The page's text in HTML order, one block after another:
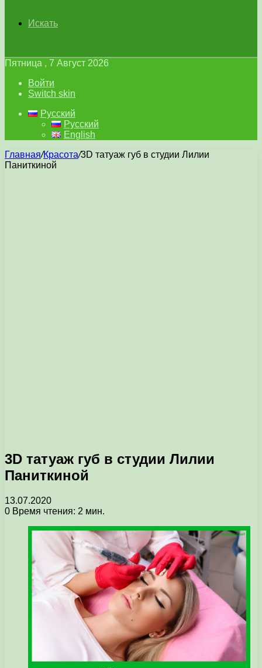
Искать
Пятница , 7 Август 2026
Войти
Switch skin
Русский
Русский
English
Главная/Красота/3D татуаж губ в студии Лилии
Паниткиной
3D татуаж губ в студии Лилии
Паниткиной
13.07.2020
0 Время чтения: 2 мин.